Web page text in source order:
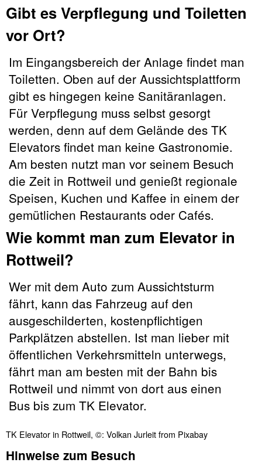
Gibt es Verpflegung und Toiletten
vor Ort?
Im Eingangsbereich der Anlage findet man
Toiletten. Oben auf der Aussichtsplattform
gibt es hingegen keine Sanitäranlagen.
Für Verpflegung muss selbst gesorgt
werden, denn auf dem Gelände des TK
Elevators findet man keine Gastronomie.
Am besten nutzt man vor seinem Besuch
die Zeit in Rottweil und genießt regionale
Speisen, Kuchen und Kaffee in einem der
gemütlichen Restaurants oder Cafés.
Wie kommt man zum Elevator in
Rottweil?
Wer mit dem Auto zum Aussichtsturm
fährt, kann das Fahrzeug auf den
ausgeschilderten, kostenpflichtigen
Parkplätzen abstellen. Ist man lieber mit
öffentlichen Verkehrsmitteln unterwegs,
fährt man am besten mit der Bahn bis
Rottweil und nimmt von dort aus einen
Bus bis zum TK Elevator.
TK Elevator in Rottweil, ©: Volkan Jurleit from Pixabay
Hinweise zum Besuch